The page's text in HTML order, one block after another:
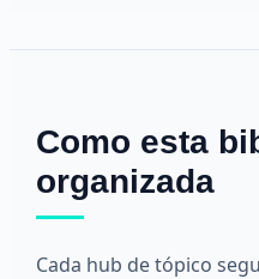
Como esta
organizada
Cada hub de tópico